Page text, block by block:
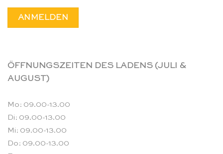
ÖFFNUNGSZEITEN DES LADENS (JULI &
AUGUST)
Mo: 09.00-13.00
Di: 09.00-13.00
Mi: 09.00-13.00
Do: 09.00-13.00